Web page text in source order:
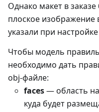
Однако макет в
плоское
указали при
Чтобы модель
необходимо дать
obj-файле:
faces— область
куда будет